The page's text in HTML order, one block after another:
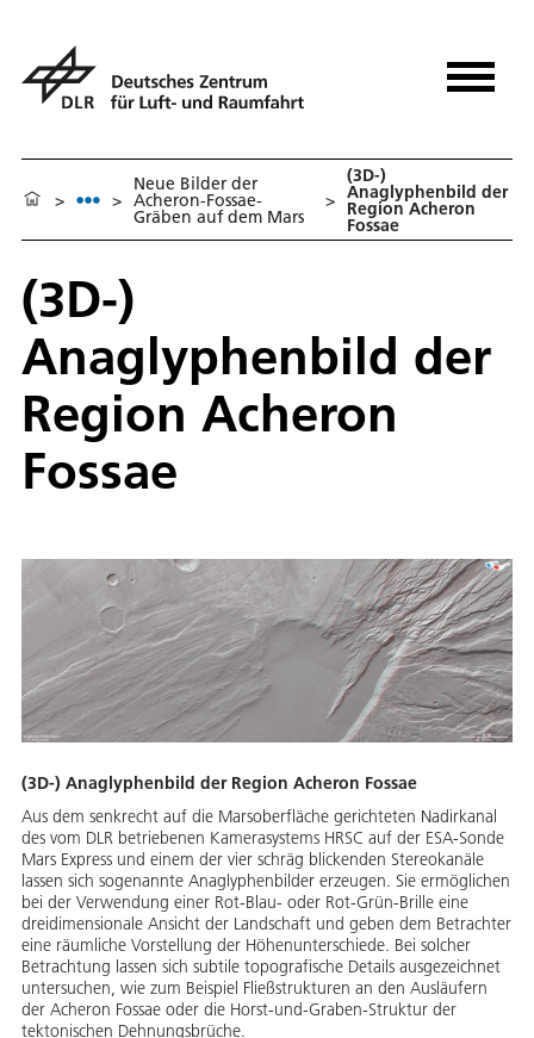
> >
Neue Bilder der
Acheron-Fossae-
Gräben auf dem Mars
>
(3D-)
Anaglyphenbild der
Region Acheron
Fossae
(3D-)
Anaglyphenbild der
Region Acheron
Fossae
(3D-) Anaglyphenbild der Region Acheron Fossae
Aus dem senkrecht auf die Marsoberfläche gerichteten Nadirkanal
des vom DLR betriebenen Kamerasystems HRSC auf der ESA-Sonde
Mars Express und einem der vier schräg blickenden Stereokanäle
lassen sich sogenannte Anaglyphenbilder erzeugen. Sie ermöglichen
bei der Verwendung einer Rot-Blau- oder Rot-Grün-Brille eine
dreidimensionale Ansicht der Landschaft und geben dem Betrachter
eine räumliche Vorstellung der Höhenunterschiede. Bei solcher
Betrachtung lassen sich subtile topografische Details ausgezeichnet
untersuchen, wie zum Beispiel Fließstrukturen an den Ausläufern
der Acheron Fossae oder die Horst-und-Graben-Struktur der
tektonischen Dehnungsbrüche.